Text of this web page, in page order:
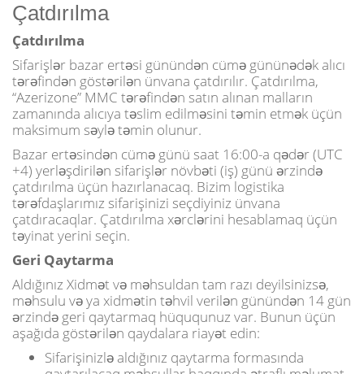
Çatdırılma
Çatdırılma
Sifarişlər bazar ertəsi günündən cümə gününədək alıcı
tərəfindən göstərilən ünvana çatdırılır. Çatdırılma,
“Azerizone” MMC tərəfindən satın alınan malların
zamanında alıcıya təslim edilməsini təmin etmək üçün
maksimum səylə təmin olunur.
Bazar ertəsindən cümə günü saat 16:00-a qədər (UTC
+4) yerləşdirilən sifarişlər növbəti (iş) günü ərzində
çatdırılma üçün hazırlanacaq. Bizim logistika
tərəfdaşlarımız sifarişinizi seçdiyiniz ünvana
çatdıracaqlar. Çatdırılma xərclərini hesablamaq üçün
təyinat yerini seçin.
Geri Qaytarma
Aldığınız Xidmət və məhsuldan tam razı deyilsinizsə,
məhsulu və ya xidmətin təhvil verilən günündən 14 gün
ərzində geri qaytarmaq hüququnuz var. Bunun üçün
aşağıda göstərilən qaydalara riayət edin:
Sifarişinizlə aldığınız qaytarma formasında